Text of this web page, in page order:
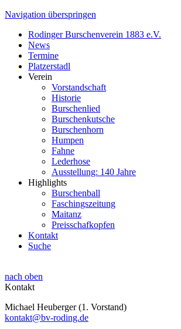
Navigation überspringen
Rodinger Burschenverein 1883 e.V.
News
Termine
Platzerstadl
Verein
Vorstandschaft
Historie
Burschenlied
Burschenkutsche
Burschenhorn
Humpen
Fahne
Lederhose
Ausstellung: 140 Jahre
Highlights
Burschenball
Faschingszeitung
Maitanz
Preisschafkopfen
Kontakt
Suche
nach oben
Kontakt
Michael Heuberger (1. Vorstand)
kontakt@bv-roding.de